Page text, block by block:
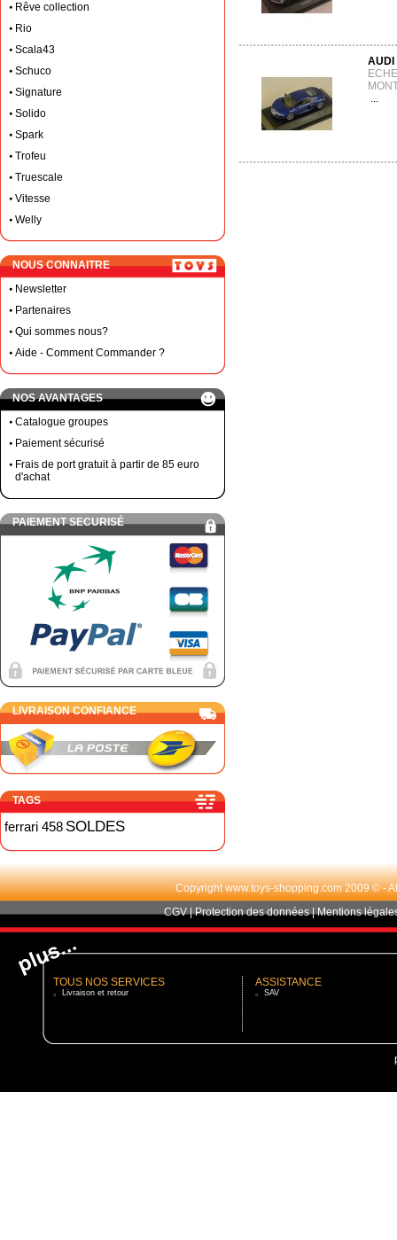
Rêve collection
Rio
Scala43
Schuco
Signature
Solido
Spark
Trofeu
Truescale
Vitesse
Welly
NOUS CONNAITRE
Newsletter
Partenaires
Qui sommes nous?
Aide - Comment Commander ?
NOS AVANTAGES
Catalogue groupes
Paiement sécurisé
Frais de port gratuit à partir de 85 euro
d'achat
PAIEMENT SECURISÉ
LIVRAISON CONFIANCE
TAGS
ferrari 458 SOLDES
AUDI
...
Copyright www.toys-shopping.com 2009 © -
CGV|Protection des données|Mentions
TOUS NOS SERVICES
Livraison et retour
ASSISTANCE
SAV